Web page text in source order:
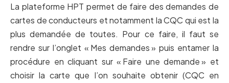
La plateforme HPT permet de faire des demandes de
cartes de conducteurs et notamment la CQC qui est la
plus demandée de toutes. Pour ce faire, il faut se
rendre sur l’onglet « Mes demandes » puis entamer la
procédure en cliquant sur « Faire une demande » et
choisir la carte que l’on souhaite obtenir (CQC en